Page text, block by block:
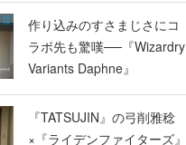
言”は、比喩ではなく本気だ
った
作り込みのすさまじさにコ
ラボ先も驚嘆──『Wizardry
Variants Daphne』
定なのにジョブもキャラも
武器も戦闘システムもワン
『TATSUJIN』の弓削雅稔
×『ライデンファイターズ』